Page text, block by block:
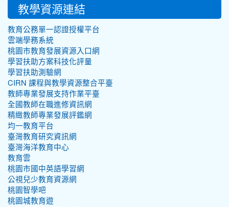
教學資源連結
教育公務單一認證授權平台
雲端學務系統
桃園市教育發展資源入口網
學習扶助方案科技化評量
學習扶助測驗網
CIRN 課程與教學資源整合平臺
教師專業發展支持作業平臺
全國教師在職進修資訊網
精緻教師專業發展評鑑網
均一教育平台
臺灣教育研究資訊網
臺灣海洋教育中心
教育雲
桃園市國中英語學習網
公視兒少教育資源網
桃園智學吧
桃園城教育遊